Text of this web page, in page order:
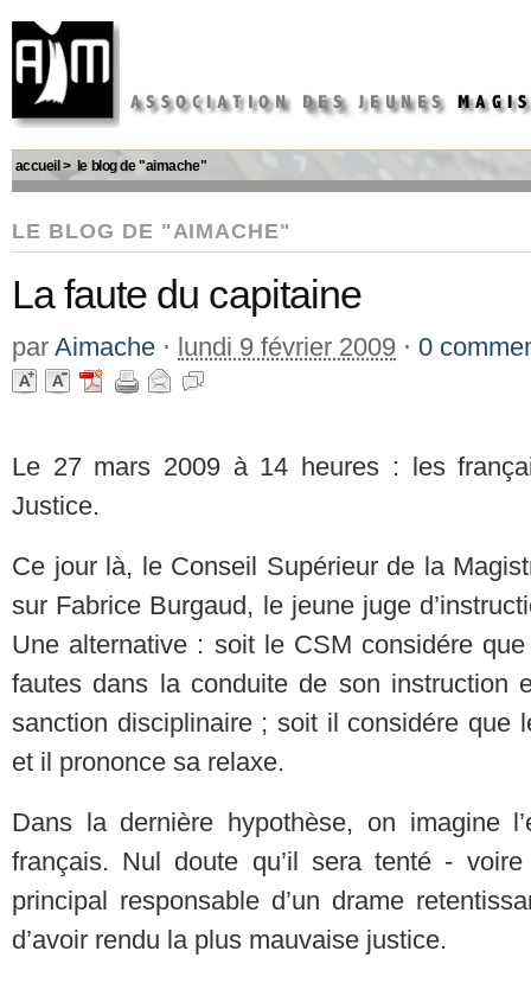
accueil > le blog de "aimache"
LE BLOG DE "AIMACHE"
La faute du capitaine
par Aimache ⋅ lundi 9 février 2009 ⋅ 0
Le 27 mars 2009 à 14 heures : les
Justice.
Ce jour là, le Conseil Supérieur de la
sur Fabrice Burgaud, le jeune juge
Une alternative : soit le CSM considére
fautes dans la conduite de son instruction
sanction disciplinaire ; soit il considére que
et il prononce sa relaxe.
Dans la dernière hypothèse, on imagine
français. Nul doute qu’il sera tenté -
principal responsable d’un drame
d’avoir rendu la plus mauvaise justice.